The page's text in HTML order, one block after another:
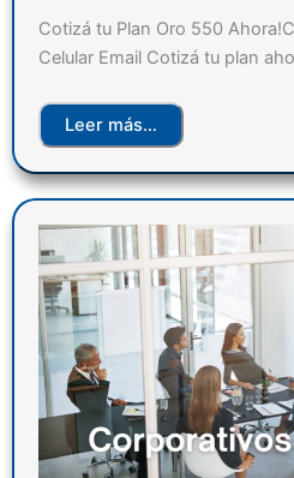
Cotizá tu Plan Oro 550
Celular Email Cotizá tu plan
Leer más…